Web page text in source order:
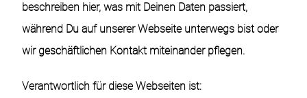
beschreiben hier, was mit Deinen Daten passiert,
während Du auf unserer Webseite unterwegs bist oder
wir geschäftlichen Kontakt miteinander pflegen.
Verantwortlich für diese Webseiten ist: